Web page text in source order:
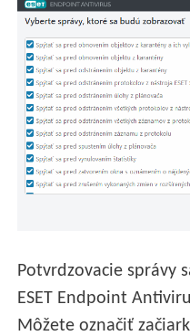
Potvrdzovacie správy
ESET Endpoint
Môžete označiť